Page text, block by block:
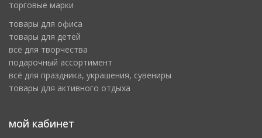
торговые марки
товары для офиса
товары для детей
всё для творчества
подарочный ассортимент
всё для праздника, украшения, сувениры
товары для активного отдыха
мой кабинет